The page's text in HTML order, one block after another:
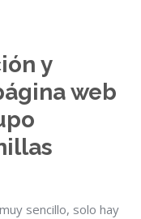
y
web
sencillo, solo hay